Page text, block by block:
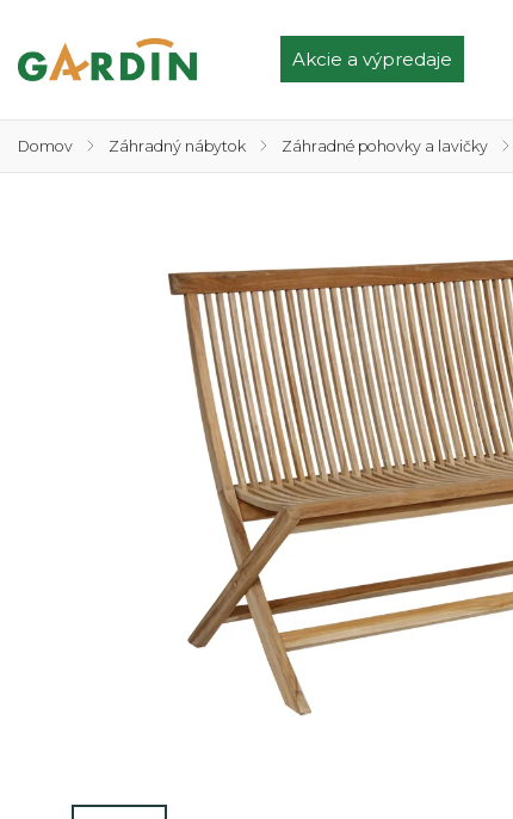
Akcie a výpredaje
Domov / Záhradný nábytok / Záhradné pohovky a lavičky /